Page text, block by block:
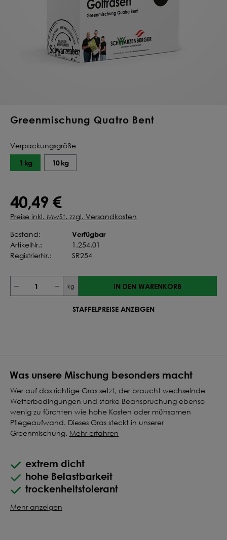
Greenmischung Quatro Bent
Was unsere Mischung besonders macht
Wer auf das richtige Gras setzt, der braucht wechselnde
Wetterbedingungen und starke Beanspruchung ebenso
wenig zu fürchten wie hohe Kosten oder mühsamen
Pflegeaufwand. Dieses Gras steckt in unserer
Greenmischung. Mehr erfahren
extrem dicht
hohe Belastbarkeit
trockenheitstolerant
Mehr anzeigen
Verpackungsgröße
1 kg 10 kg
40,49 €
Preise inkl. MwSt. zzgl. Versandkosten
Bestand:
Verfügbar
ArtikelNr.:
1.254.01
RegistrierNr.:
SR254
kg IN DEN WARENKORB
STAFFELPREISE ANZEIGEN
Deine Saat-
Mischung
konfigurieren
QUALITÄT VOM PROFI